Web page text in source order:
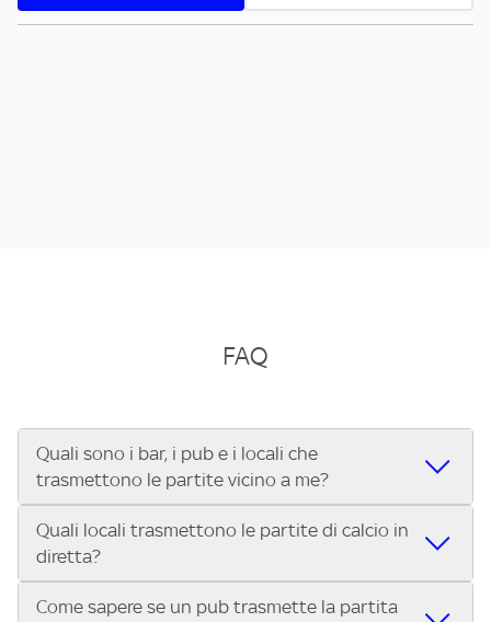
FAQ
Quali sono i bar, i pub e i locali che
trasmettono le partite vicino a me?
Se cerchi un bar, pub, ristorante o locale vicino a te per
vedere le partite di Serie A ENILIVE, la Serie C Sky Wifi, la
UEFA Champions League, la UEFA Europa League, la UEFA
Conference League, il Tennis, la Formula 1®, la MotoGP™ e
Quali locali trasmettono le partite di calcio in
diretta?
Vuoi sapere quali bar, pub o ristoranti mostrano le partite
Come sapere se un pub trasmette la partita